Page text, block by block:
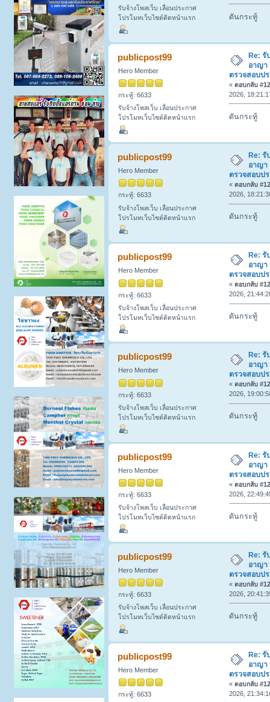
รับจ้างโพสเว็บ เลื่อนประกาศ
โปรโมทเว็บไซต์ติดหน้าแรก
ดันกระทู้
publicpost99
Hero Member
กระทู้: 6633
รับจ้างโพสเว็บ เลื่อนประกาศ
โปรโมทเว็บไซต์ติดหน้าแรก
Re: รั
อาญา
ตรวจสอบป
« ตอบกลับ
2026,
ดันกระทู้
publicpost99
Hero Member
กระทู้: 6633
รับจ้างโพสเว็บ เลื่อนประกาศ
โปรโมทเว็บไซต์ติดหน้าแรก
Re: รั
อาญา
ตรวจสอบป
« ตอบกลับ
2026,
ดันกระทู้
publicpost99
Hero Member
กระทู้: 6633
รับจ้างโพสเว็บ เลื่อนประกาศ
โปรโมทเว็บไซต์ติดหน้าแรก
Re: รั
อาญา
ตรวจสอบป
« ตอบกลับ
2026,
ดันกระทู้
publicpost99
Hero Member
กระทู้: 6633
รับจ้างโพสเว็บ เลื่อนประกาศ
โปรโมทเว็บไซต์ติดหน้าแรก
Re: รั
อาญา
ตรวจสอบป
« ตอบกลับ
2026,
ดันกระทู้
publicpost99
Hero Member
กระทู้: 6633
รับจ้างโพสเว็บ เลื่อนประกาศ
โปรโมทเว็บไซต์ติดหน้าแรก
Re: รั
อาญา
ตรวจสอบป
« ตอบกลับ
2026,
ดันกระทู้
publicpost99
Hero Member
กระทู้: 6633
รับจ้างโพสเว็บ เลื่อนประกาศ
โปรโมทเว็บไซต์ติดหน้าแรก
Re: รั
อาญา
ตรวจสอบป
« ตอบกลับ
2026,
ดันกระทู้
publicpost99
Hero Member
กระทู้: 6633
Re: รั
อาญา
ตรวจสอบป
« ตอบกลับ
2026,